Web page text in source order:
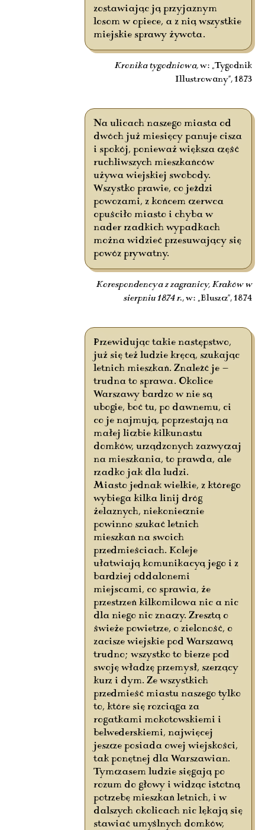
zostawiając ją przyjaznym
losom w opiece, a z nią wszystkie
miejskie sprawy żywota.
Kronika tygodniowa,w: „Tygodnik
Illustrowany”, 1873
Na ulicach naszego miasta od
dwóch już miesięcy panuje cisza
i spokój, ponieważ większa część
ruchliwszych mieszkańców
używa wiejskiej swobody.
Wszystko prawie, co jeździ
powozami, z końcem czerwca
opuściło miasto i chyba w
nader rzadkich wypadkach
można widzieć przesuwający się
powóz prywatny.
Korespondencya z zagranicy, Kraków w
sierpniu 1874 r., w: „Bluszcz”, 1874
Przewidując takie następstwo,
już się też ludzie kręcą, szukając
letnich mieszkań. Znaleźć je —
trudna to sprawa. Okolice
Warszawy bardzo w nie są
ubogie, boć tu, po dawnemu, ci
co je najmują, poprzestają na
małej liczbie kilkunastu
domków, urządzonych zazwyczaj
na mieszkania, to prawda, ale
rzadko jak dla ludzi.
Miasto jednak wielkie, z którego
wybiega kilka linij dróg
żelaznych, niekoniecznie
powinno szukać letnich
mieszkań na swoich
przedmieściach. Koleje
ułatwiają komunikacyą jego i z
bardziej oddalonemi
miejscami, co sprawia, że
przestrzeń kilkomilowa nic a nic
dla niego nic znaczy. Zresztą o
świeże powietrze, o zieloność, o
zacisze wiejskie pod Warszawą
trudno; wszystko to bierze pod
swoję władzę przemysł, szerzący
kurz i dym. Ze wszystkich
przedmieść miastu naszego tylko
to, które się rozciąga za
rogatkami mokotowskiemi i
belwederskiemi, najwięcej
jeszcze posiada owej wiejskości,
tak ponętnej dla Warszawian.
Tymczasem ludzie sięgają po
rozum do głowy i widząc istotną
potrzebę mieszkań letnich, i w
dalszych okolicach nic lękają się
stawiać umyślnych domków,